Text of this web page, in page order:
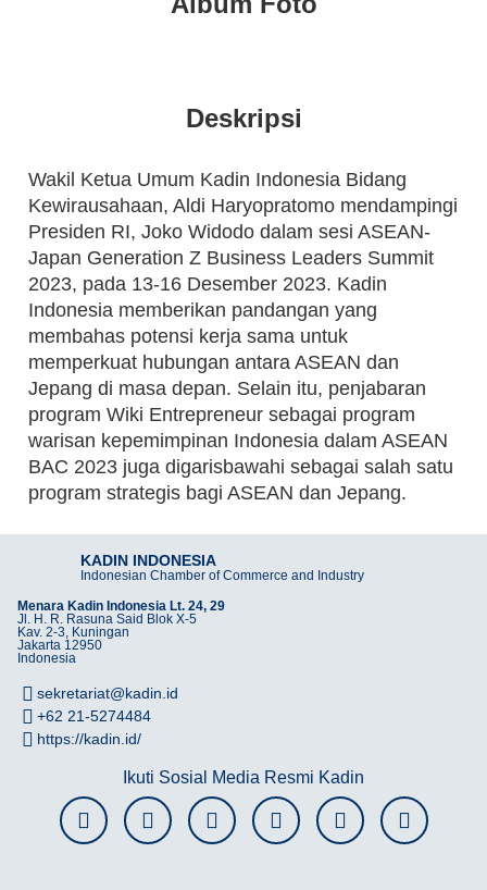
Deskripsi
Wakil Ketua Umum Kadin Indonesia Bidang
Kewirausahaan, Aldi Haryopratomo mendampingi
Presiden RI, Joko Widodo dalam sesi ASEAN-
Japan Generation Z Business Leaders Summit
2023, pada 13-16 Desember 2023. Kadin
Indonesia memberikan pandangan yang
membahas potensi kerja sama untuk
memperkuat hubungan antara ASEAN dan
Jepang di masa depan. Selain itu, penjabaran
program Wiki Entrepreneur sebagai program
warisan kepemimpinan Indonesia dalam ASEAN
BAC 2023 juga digarisbawahi sebagai salah satu
program strategis bagi ASEAN dan Jepang.
KADIN INDONESIA
Indonesian Chamber of Commerce and Industry
Menara Kadin Indonesia Lt. 24, 29
Jl. H. R. Rasuna Said Blok X-5
Kav. 2-3, Kuningan
Jakarta 12950
Indonesia
sekretariat@kadin.id
+62 21-5274484
https://kadin.id/
Ikuti Sosial Media Resmi Kadin